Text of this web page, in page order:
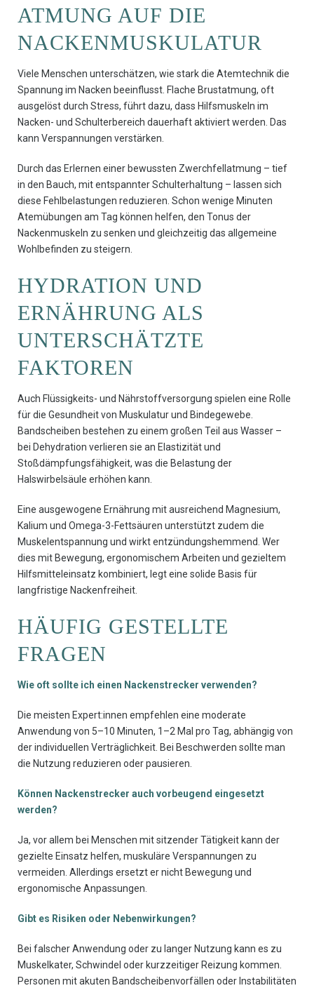
ATMUNG AUF DIE
NACKENMUSKULATUR
Viele Menschen unterschätzen, wie stark die Atemtechnik die
Spannung im Nacken beeinflusst. Flache Brustatmung, oft
ausgelöst durch Stress, führt dazu, dass Hilfsmuskeln im
Nacken- und Schulterbereich dauerhaft aktiviert werden. Das
kann Verspannungen verstärken.
Durch das Erlernen einer bewussten Zwerchfellatmung – tief
in den Bauch, mit entspannter Schulterhaltung – lassen sich
diese Fehlbelastungen reduzieren. Schon wenige Minuten
Atemübungen am Tag können helfen, den Tonus der
Nackenmuskeln zu senken und gleichzeitig das allgemeine
Wohlbefinden zu steigern.
HYDRATION UND
ERNÄHRUNG ALS
UNTERSCHÄTZTE
FAKTOREN
Auch Flüssigkeits- und Nährstoffversorgung spielen eine Rolle
für die Gesundheit von Muskulatur und Bindegewebe.
Bandscheiben bestehen zu einem großen Teil aus Wasser –
bei Dehydration verlieren sie an Elastizität und
Stoßdämpfungsfähigkeit, was die Belastung der
Halswirbelsäule erhöhen kann.
Eine ausgewogene Ernährung mit ausreichend Magnesium,
Kalium und Omega-3-Fettsäuren unterstützt zudem die
Muskelentspannung und wirkt entzündungshemmend. Wer
dies mit Bewegung, ergonomischem Arbeiten und gezieltem
Hilfsmitteleinsatz kombiniert, legt eine solide Basis für
langfristige Nackenfreiheit.
HÄUFIG GESTELLTE
FRAGEN
Wie oft sollte ich einen Nackenstrecker verwenden?
Die meisten Expert:innen empfehlen eine moderate
Anwendung von 5–10 Minuten, 1–2 Mal pro Tag, abhängig von
der individuellen Verträglichkeit. Bei Beschwerden sollte man
die Nutzung reduzieren oder pausieren.
Können Nackenstrecker auch vorbeugend eingesetzt
werden?
Ja, vor allem bei Menschen mit sitzender Tätigkeit kann der
gezielte Einsatz helfen, muskuläre Verspannungen zu
vermeiden. Allerdings ersetzt er nicht Bewegung und
ergonomische Anpassungen.
Gibt es Risiken oder Nebenwirkungen?
Bei falscher Anwendung oder zu langer Nutzung kann es zu
Muskelkater, Schwindel oder kurzzeitiger Reizung kommen.
Personen mit akuten Bandscheibenvorfällen oder Instabilitäten